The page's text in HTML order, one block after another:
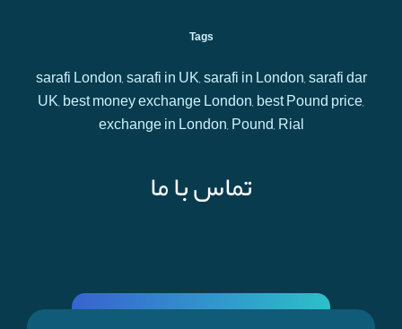
Tags
sarafi London, sarafi in UK, sarafi in London, sarafi dar
UK, best money exchange London, best Pound price,
exchange in London, Pound, Rial
تماس با ما